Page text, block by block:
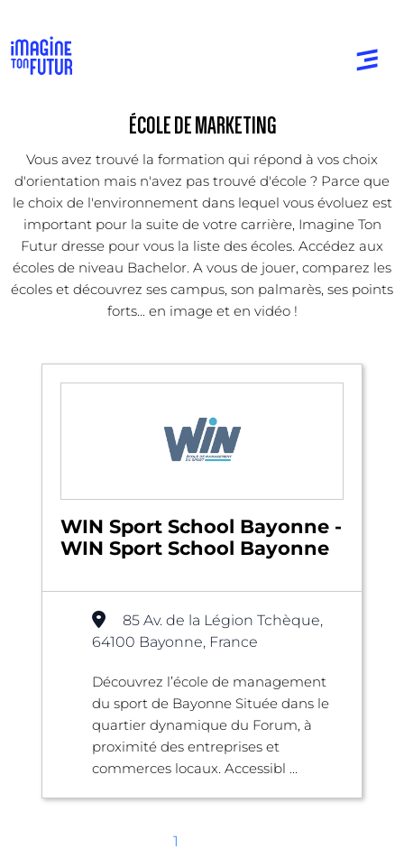
ÉCOLE DE MARKETING
Vous avez trouvé la formation qui répond à vos choix
d'orientation mais n'avez pas trouvé d'école ? Parce que
le choix de l'environnement dans lequel vous évoluez est
important pour la suite de votre carrière, Imagine Ton
Futur dresse pour vous la liste des écoles. Accédez aux
écoles de niveau Bachelor. A vous de jouer, comparez les
écoles et découvrez ses campus, son palmarès, ses points
forts... en image et en vidéo !
WIN Sport School Bayonne -
WIN Sport School Bayonne
85 Av. de la Légion Tchèque,
64100 Bayonne, France
Découvrez l’école de management
du sport de Bayonne Située dans le
quartier dynamique du Forum, à
proximité des entreprises et
commerces locaux. Accessibl ...
1